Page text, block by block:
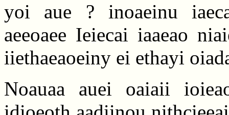
yoi aue ? inoaeinu
aeeoaee Ieiecai iaaeao
iiethaeaoeiny ei ethayi
Noauaa auei oaiaii